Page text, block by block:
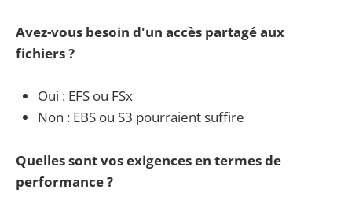
Avez-vous besoin d'un accès partagé aux
fichiers ?
Oui : EFS ou FSx
Non : EBS ou S3 pourraient suffire
Quelles sont vos exigences en termes de
performance ?